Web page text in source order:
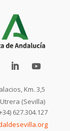
Km. 3,5
(Sevilla)
627.304.127